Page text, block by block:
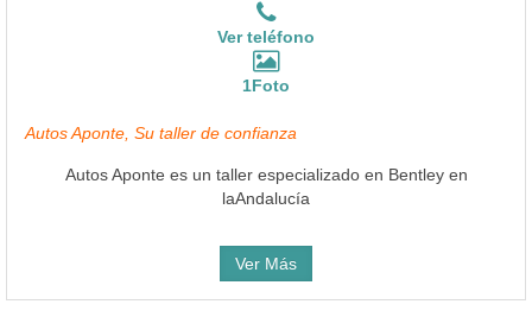
Ver teléfono
1Foto
Autos Aponte, Su taller de confianza
Autos Aponte es un taller especializado en Bentley en
laAndalucía
Ver Más